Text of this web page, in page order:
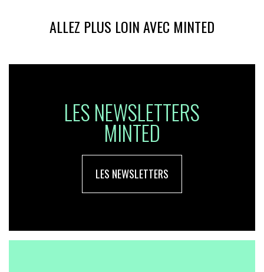
ALLEZ PLUS LOIN AVEC MINTED
LES NEWSLETTERS
MINTED
LES NEWSLETTERS